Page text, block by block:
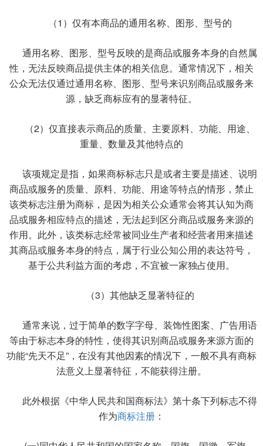
（1）仅有本商品的通用名称、图形、型号的
通用名称、图形、型号反映的是商品或服务本身的自然属
性，无法反映商品提供主体的相关信息。通常情况下，相关
公众无法仅通过通用名称、图形、型号来识别商品或服务来
源，缺乏商标应有的显著特征。
（2）仅直接表示商品的质量、主要原料、功能、用途、
重量、数量及其他特点的
该项规定是指，如果商标标志只是或者主要是描述、说明
商品或服务的质量、原料、功能、用途等特点的情形，禁止
该类标志注册为商标，是因为相关公众通常会将其认知为商
品或服务相应特点的描述，无法起到区分商品或服务来源的
作用。此外，该类标志经常被同业生产者和经营者用来描述
其商品或服务本身的特点，属于行业公知公用的表达符号，
基于公共利益方面的考虑，不宜被一家独占使用。
（3）其他缺乏显著特征的
通常来说，过于简单的数字字母、装饰性图案、广告用语
等由于标志本身的特性，使得其识别商品或服务来源方面的
功能“先天不足”，在没有其他因素的情况下，一般不具有商标
法意义上显著特征，不能获得注册。
此外根据《中华人民共和国商标法》第十条下列标志不得
作为商标注册 ：